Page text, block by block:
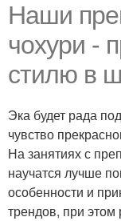
Наши
чохури -
стилю в
Эка будет рада
чувство
На занятиях с
научатся лучше
особенности и
трендов, при этом